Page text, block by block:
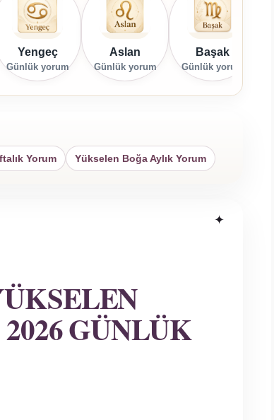
Yengeç
Günlük yorum
Aslan
Günlük yorum
Başak
Günlük yorum
Yorum Yükselen Boğa Aylık Yorum
GÜNLÜK